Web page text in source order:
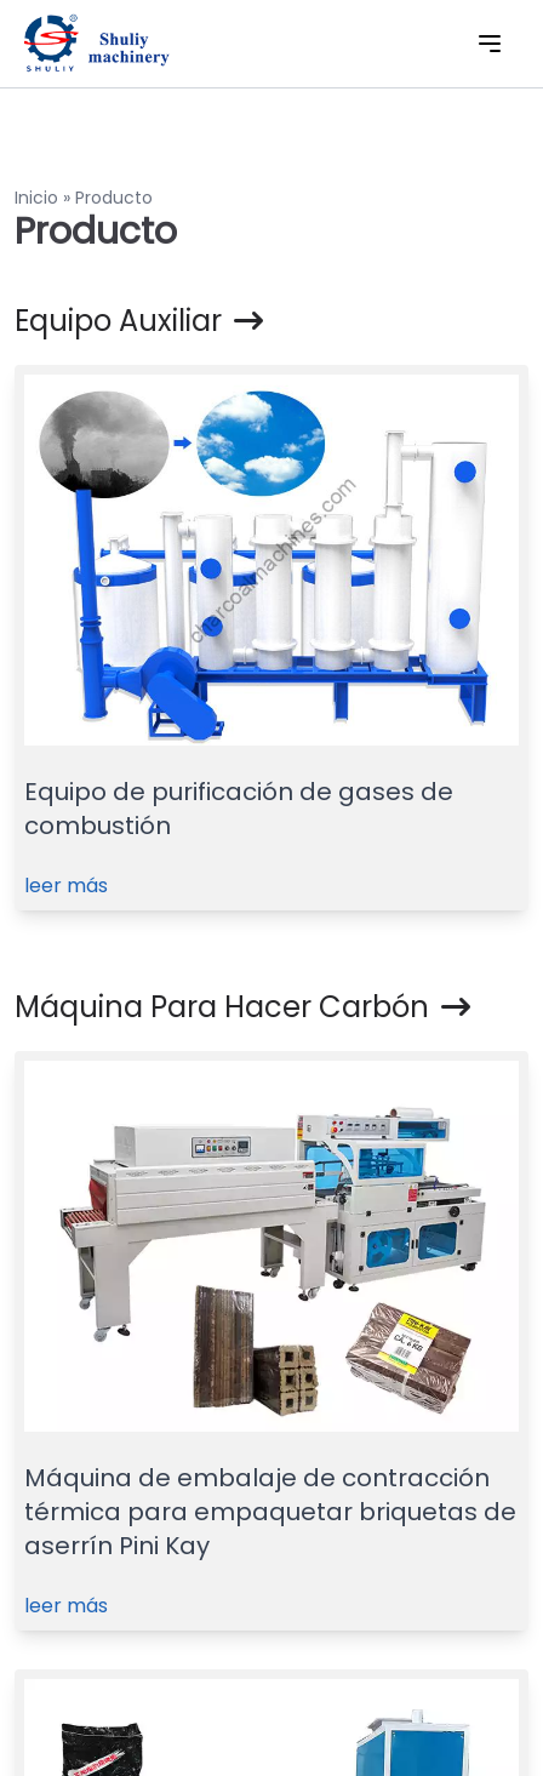
Inicio » Producto
Producto
Equipo Auxiliar
Equipo de purificación de gases de
combustión
leer más
Máquina Para Hacer Carbón
Máquina de embalaje de contracción
térmica para empaquetar briquetas de
aserrín Pini Kay
leer más